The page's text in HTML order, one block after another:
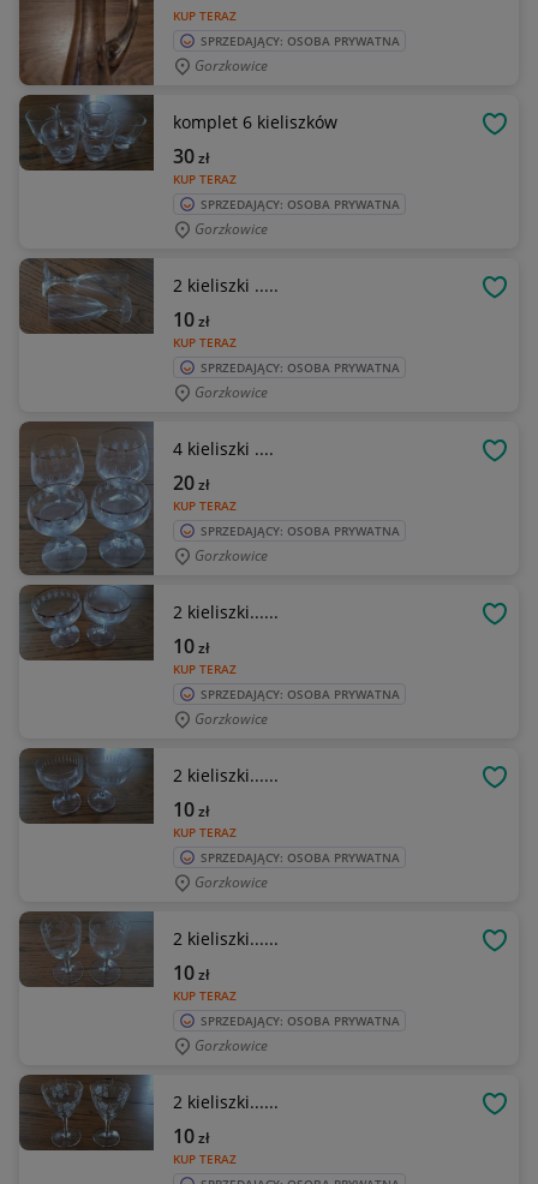
KUP TERAZ
SPRZEDAJĄCY: OSOBA PRYWATNA
Gorzkowice
komplet 6 kieliszków
KUP TERAZ
30zł
SPRZEDAJĄCY: OSOBA PRYWATNA
Gorzkowice
2 kieliszki .....
KUP TERAZ
10zł
SPRZEDAJĄCY: OSOBA PRYWATNA
Gorzkowice
4 kieliszki ....
KUP TERAZ
20zł
SPRZEDAJĄCY: OSOBA PRYWATNA
Gorzkowice
2 kieliszki......
KUP TERAZ
10zł
SPRZEDAJĄCY: OSOBA PRYWATNA
Gorzkowice
2 kieliszki......
KUP TERAZ
10zł
SPRZEDAJĄCY: OSOBA PRYWATNA
Gorzkowice
2 kieliszki......
KUP TERAZ
10zł
SPRZEDAJĄCY: OSOBA PRYWATNA
Gorzkowice
2 kieliszki......
KUP TERAZ
10zł